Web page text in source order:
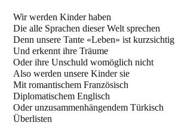
Wir werden Kinder haben
Die alle Sprachen dieser Welt sprechen
Denn unsere Tante «Leben» ist kurzsichtig
Und erkennt ihre Träume
Oder ihre Unschuld womöglich nicht
Also werden unsere Kinder sie
Mit romantischem Französisch
Diplomatischem Englisch
Oder unzusammenhängendem Türkisch
Überlisten